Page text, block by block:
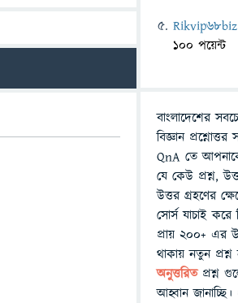
Rikvip68biz
100 পয়েন্ট
বাংলাদেশের
বিজ্ঞান প্রশ্নোত্তর
QnA তে
যে কেউ প্রশ্ন,
উত্তর গ্রহণের
সোর্স যাচাই
প্রায় ২০০+
থাকায় নতুন
অনুত্তরিত প্রশ্ন
আহ্বান জানাচ্ছি।